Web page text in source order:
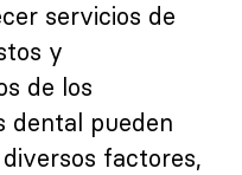
servicios de
y
de los
dental pueden
factores,